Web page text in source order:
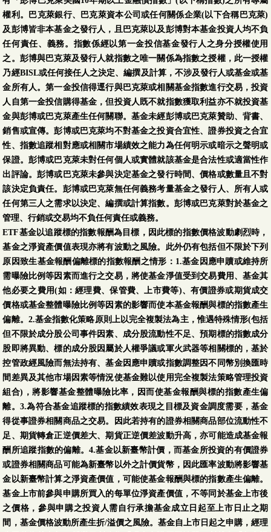
權利。巴克萊銀行、巴克萊資本公司或任何關係企業(以下合稱巴克萊)
及彭博皆非本基金之發行人，且巴克萊以及彭博對本基金投資人均不負
任何責任、義務。指數係經以第一金投信基金發行人之身分授權使用
之。彭博與巴克萊及發行人就指數之唯一關係為指數之授權，此一授權
乃經BISL或任何接任人之決定、編撰及計算，不涉及發行人或基金或基
金所有人。第一金投信得逕行與巴克萊或相關基金指數進行交易，投資
人自第一金投信購得基金，但投資人既不就指數獲取利益亦不就投資基
金與彭博或巴克萊產生任何關聯。基金未經彭博或巴克萊贊助、背書、
銷售或宣傳。彭博或巴克萊均不對基金之投資合宜性、證券投資之合宜
性、指數追蹤相對應或相關市場績效之能力為任何明示或暗示之聲明或
保證。彭博或巴克萊未對任何個人或實體就該基金是合法性或適當性作
出評論。彭博或巴克萊未參與決定基金之發行時間、價格或數量且不對
該決定負責任。彭博或巴克萊無任何義務考量基金之發行人、所有人或
任何第三人之需求以決定、編撰或計算指數。彭博或巴克萊對於基金之
管理、行銷或交易均不負任何責任或義務。
ETF基金以追蹤標的指數報酬為目標，因此標的指數價格波動劇烈時，
基金之淨資產價值表現亦將有波動之風險。此外仍有包括但不限於下列
原因致生基金報酬偏離標的指數報酬之情形：1.基金因應申贖或維持所
需曝險比例等因素而進行之交易，將使基金淨值受到交易費用、基金其
他必要之費用(如：經理費、保管費、上市費等)、有價證券或期貨成交
價格或基金整體曝險比例等因素的影響而使本基金報酬與標的指數產生
偏離。2.基金指數化策略原則上以完全複製法為主，惟遇特殊情形(包括
但不限於成分股公司事件因素、成分股流動性不足、預期標的指數成分
股即將異動、標的成分股因屬於人權爭議或軍火武器等相關標的，基於
控管政經風險而無法持有、基金因應申贖或指數調整因不同幣別換匯時
間差異及其他市場因素等情況使基金難以使用完全複製法策略管理投資
組合)，將影響基金整體曝險比率，因而使基金報酬與標的指數產生偏
離。3.為符合基金追蹤標的指數績效表現之目標及資金調度需要，基金
得從事證券相關商品之交易。因此若持有的證券相關商品部位流動性不
足、期貨轉倉正逆價差大、期貨正逆價差波動升高，亦可能造成基金報
酬所追蹤指數的偏離。4.基金以新臺幣計價，而基金所投資的有價證券
或證券相關商品可能為新臺幣以外之計價貨幣，因此匯率波動將影響基
金以新臺幣計算之淨資產價值，可能使基金報酬與標的指數產生偏離。
基金上市前參與申購所買入的每單位淨資產價值，不等同於基金上市後
之價格，參與申購之投資人需自行承擔基金成立日起至上市日止之期
間，基金價格波動所產生折/溢價之風險。基金自上市日起之申購，經理